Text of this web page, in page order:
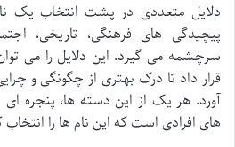
دلایل متعددی در پشت انتخاب یک
پیچیدگی های فرهنگی، تاریخی،
سرچشمه می گیرد. این دلایل را می
قرار داد تا درک بهتری از چگونگی و
آورد. هر یک از این دسته ها، پنجره
های افرادی است که این نام ها را انتخاب